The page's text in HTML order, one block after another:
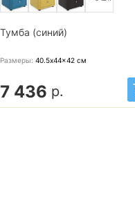
Тумба (синий)
Размеры: 40.5x44x42 см
7 436 р.